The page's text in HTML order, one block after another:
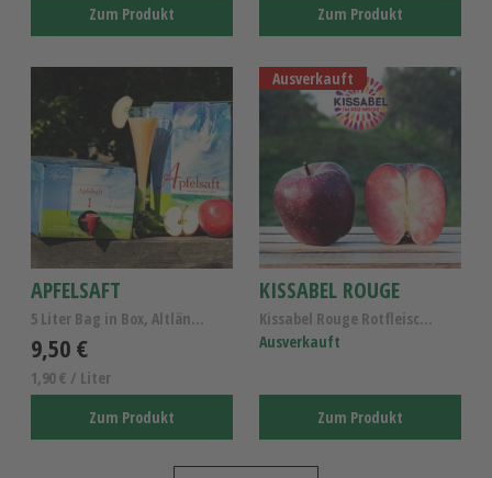
Zum Produkt
Zum Produkt
APFELSAFT
5 Liter Bag in Box, Altländer Apfelsaft naturtrüb
9,50 €
1,90 € / Liter
Zum Produkt
Ausverkauft
KISSABEL ROUGE
Kissabel Rouge Rotfleischige Apfelsorte – Altlände...
Ausverkauft
Zum Produkt